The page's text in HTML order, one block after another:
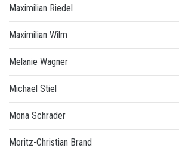
Maximilian Riedel
Maximilian Wilm
Melanie Wagner
Michael Stiel
Mona Schrader
Moritz-Christian Brand